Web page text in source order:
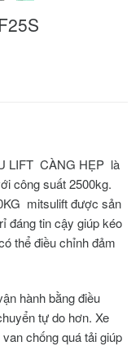
LIFT CÀNG HẸP là
công suất 2500kg.
mitsuliftđược sản
đáng tin cậy giúp kéo
thể điều chỉnh đảm
hành bằng điều
tự do hơn. Xe
chống quá tải giúp